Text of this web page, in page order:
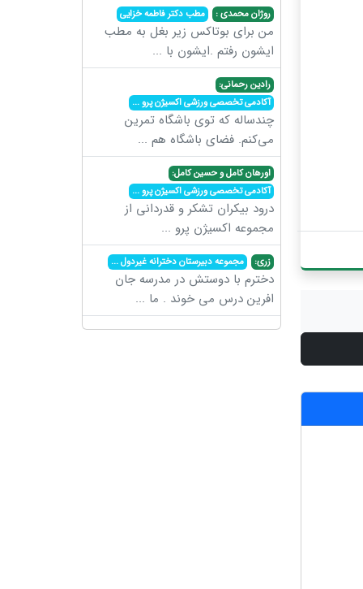
روژان محمدی : مطب دکتر فاطمه خزایی
من برای بوتاکس زیر بغل به مطب
ایشون رفتم .ایشون با ...
رادین رحمانی:
آکادمی تخصصی ورزشی اکسیژن پرو...
چندساله که توی باشگاه تمرین
می‌کنم. فضای باشگاه هم ...
اورهان کامل و حسین کامل:
آکادمی تخصصی ورزشی اکسیژن پرو...
درود بیکران تشکر و قدردانی از
مجموعه اکسیژن پرو ...
زری: مجموعه دبیرستان دخترانه غیردول...
دخترم با دوستش در مدرسه جان
افرین درس می خوند . ما ...